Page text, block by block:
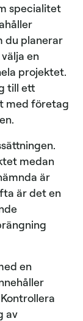
specialitet
du planerar
en
projektet.
till ett
med företag
medan
är
är det en
en
av